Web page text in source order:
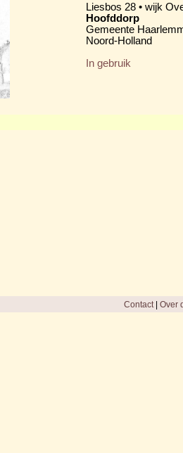
Liesbos 28 • wijk
Hoofddorp
Gemeente
Noord-Holland
In gebruik
Contact| Over